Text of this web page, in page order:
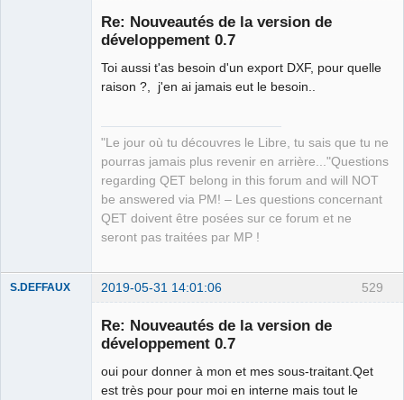
Re: Nouveautés de la version de
développement 0.7
Toi aussi t'as besoin d'un export DXF, pour quelle
raison ?, j'en ai jamais eut le besoin..
"Le jour où tu découvres le Libre, tu sais que tu ne
pourras jamais plus revenir en arrière..."Questions
regarding QET belong in this forum and will NOT
be answered via PM! – Les questions concernant
QET doivent être posées sur ce forum et ne
seront pas traitées par MP !
529
S.DEFFAUX 2019-05-31 14:01:06
Re: Nouveautés de la version de
développement 0.7
oui pour donner à mon et mes sous-traitant.Qet
est très pour pour moi en interne mais tout le